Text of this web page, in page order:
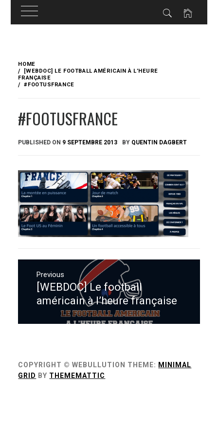
content
HOME
[WEBDOC] LE FOOTBALL AMÉRICAIN À L’HEURE
FRANÇAISE
#FOOTUSFRANCE
#FOOTUSFRANCE
PUBLISHED ON 9 SEPTEMBRE 2013 BY QUENTIN DAGBERT
Navigation
l’article
Previous
Previous
post:
[WEBDOC] Le football
américain à l’heure française
COPYRIGHT © WEBULLUTION THEME: MINIMAL
GRID BY THEMEMATTIC